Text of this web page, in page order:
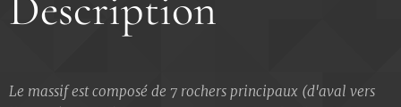
Le massif est composé de 7 rochers principaux (d'aval vers